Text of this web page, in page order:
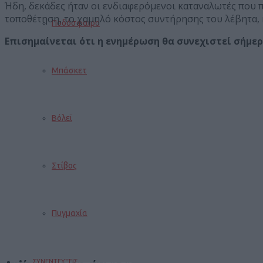
Ποδόσφαιρο
Μπάσκετ
Βόλεϊ
Στίβος
Πυγμαχία
ΣΥΝΕΝΤΕΥΞΕΙΣ
Ήδη, δεκάδες ήταν οι ενδιαφερόμενοι καταναλωτές
τοποθέτηση, το χαμηλό κόστος συντήρησης του
Επισημαίνεται ότι η ενημέρωση θα συνεχιστεί